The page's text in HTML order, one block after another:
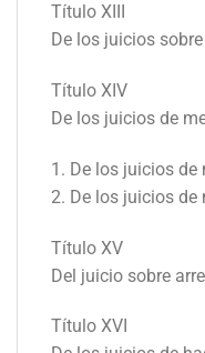
Título XIII
De los juicios
Título XIV
De los juicios de
1. De los juicios de
2. De los juicios
Título XV
Del juicio sobre
Título XVI